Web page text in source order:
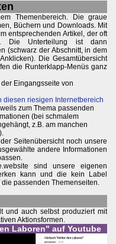
Themenbereich. Die graue
Büchern und Downloads. Mit
entsprechenden Artikel, der oft
Die Unterteilung ist dann
(schwarz der Abschnitt, in dem
Die Gesamtübersicht
die Runterklapp-Menüs ganz
Eingangsseite von
diesen riesigen Internetbereich
zum Thema passenden
(bei schmalem
z.B. am manchen
Seitenübersicht noch unsere
andere Informationen
sind unsere eigenen
kann und die kein Label
passenden Themenseiten.
und auch selbst produziert mit
Aktionsformen.
Laboren" auf Youtube